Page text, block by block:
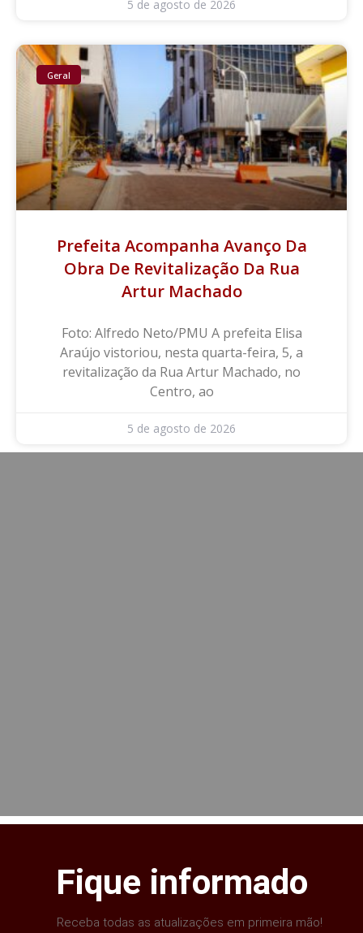
5 de agosto de 2026
Geral
Prefeita Acompanha Avanço Da
Obra De Revitalização Da Rua
Artur Machado
Foto: Alfredo Neto/PMU A prefeita Elisa
Araújo vistoriou, nesta quarta-feira, 5, a
revitalização da Rua Artur Machado, no
Centro, ao
5 de agosto de 2026
Fique informado
Receba todas as atualizações em primeira mão!